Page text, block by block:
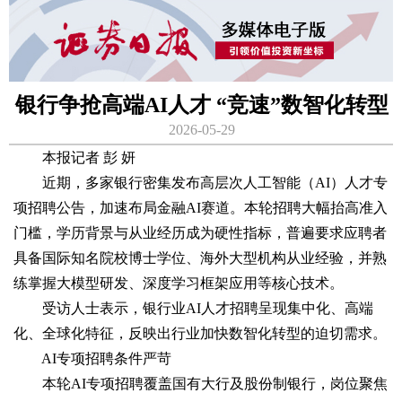
银行争抢高端AI人才 “竞速”数智化转型
2026-05-29
本报记者 彭 妍
近期，多家银行密集发布高层次人工智能（AI）人才专
项招聘公告，加速布局金融AI赛道。本轮招聘大幅抬高准入
门槛，学历背景与从业经历成为硬性指标，普遍要求应聘者
具备国际知名院校博士学位、海外大型机构从业经验，并熟
练掌握大模型研发、深度学习框架应用等核心技术。
受访人士表示，银行业AI人才招聘呈现集中化、高端
化、全球化特征，反映出行业加快数智化转型的迫切需求。
AI专项招聘条件严苛
本轮AI专项招聘覆盖国有大行及股份制银行，岗位聚焦